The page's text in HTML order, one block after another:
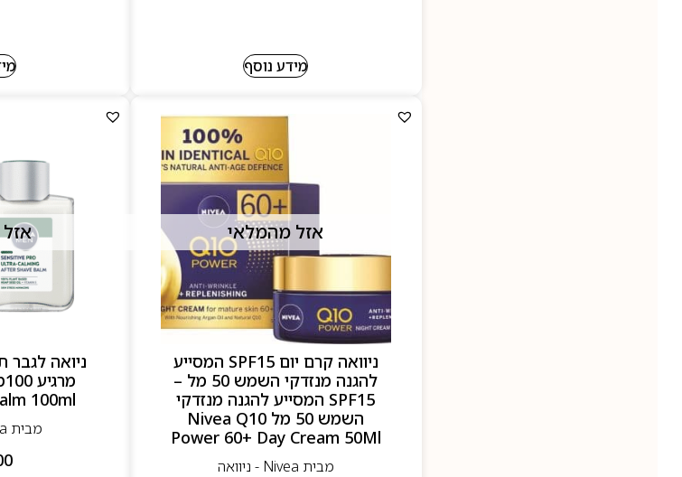
מידע נוסף
אזל מהמלאי
ניוואה קרם יום SPF15 המסייע
להגנה מנזדקי השמש 50 מל –
SPF15 המסייע להגנה מנזדקי
השמש 50 מל Nivea Q10
Power 60+ Day Cream 50Ml
מבית Nivea - ניוואה
ניואה לגבר
100ml
מבית Nivea - ניוואה